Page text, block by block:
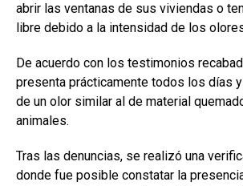
abrir las ventanas de sus viviendas o
libre debido a la intensidad de los
De acuerdo con los testimonios
presenta prácticamente todos los días
de un olor similar al de material
animales.
Tras las denuncias, se realizó una
donde fue posible constatar la